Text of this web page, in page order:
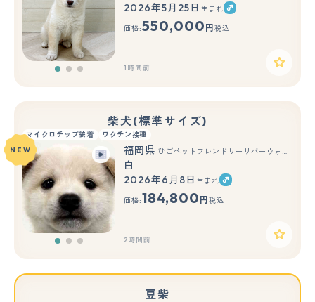
もっと見る
2026年5月25日 生まれ
価格:550,000 円 税込
1時間前
柴犬(標準サイズ)
マイクロチップ装着 ワクチン接種
もっと見る
NEW 福岡県 ひごペットフレンドリーリバーウォーク北九州店
白
2026年6月8日 生まれ
価格:184,800 円 税込
2時間前
豆柴